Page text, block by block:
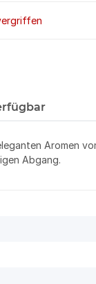
Aromen
Abgang.